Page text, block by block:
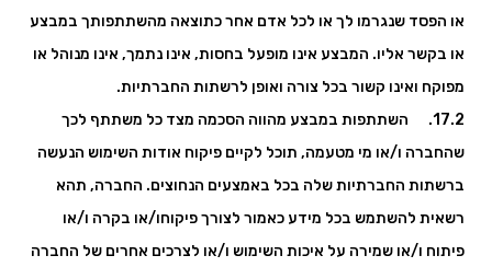
או הפסד שנגרמו לך או לכל אדם אחר כתוצאה מהשתתפותך במבצע
או בקשר אליו. המבצע אינו מופעל בחסות, אינו נתמך, אינו מנוהל או
מפוקח ואינו קשור בכל צורה ואופן לרשתות החברתיות.
17.2. השתתפות במבצע מהווה הסכמה מצד כל משתתף לכך
שהחברה ו/או מי מטעמה, תוכל לקיים פיקוח אודות השימוש הנעשה
ברשתות החברתיות שלה בכל באמצעים הנחוצים. החברה, תהא
רשאית להשתמש בכל מידע כאמור לצורך פיקוחו/או בקרה ו/או
פיתוח ו/או שמירה על איכות השימוש ו/או לצרכים אחרים של החברה